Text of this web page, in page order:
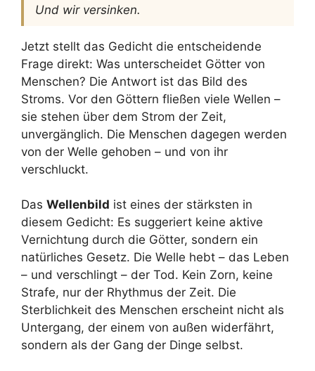
Und wir versinken.
Jetzt stellt das Gedicht die entscheidende
Frage direkt: Was unterscheidet Götter von
Menschen? Die Antwort ist das Bild des
Stroms. Vor den Göttern fließen viele Wellen –
sie stehen über dem Strom der Zeit,
unvergänglich. Die Menschen dagegen werden
von der Welle gehoben – und von ihr
verschluckt.
Das Wellenbild ist eines der stärksten in
diesem Gedicht: Es suggeriert keine aktive
Vernichtung durch die Götter, sondern ein
natürliches Gesetz. Die Welle hebt – das Leben
– und verschlingt – der Tod. Kein Zorn, keine
Strafe, nur der Rhythmus der Zeit. Die
Sterblichkeit des Menschen erscheint nicht als
Untergang, der einem von außen widerfährt,
sondern als der Gang der Dinge selbst.